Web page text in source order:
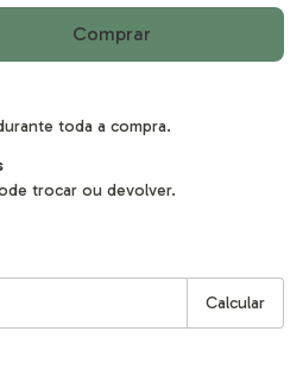
toda a compra.
trocar ou devolver.
Calcular